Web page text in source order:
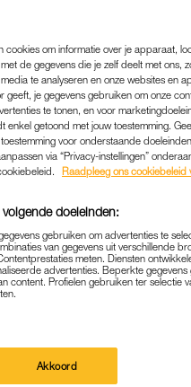
JAAR
JAGER
cookies om informatie over je apparaat,
de gegevens die je zelf deelt met ons,
te analyseren en onze websites en
geeft, je gegevens gebruiken om onze
te tonen, en voor
getoond met jouw toestemming.
voor onderstaande
via “Privacy-instellingen”
Raadpleeg ons cookiebeleid
doeleinden:
gebruiken om advertenties te
van gegevens uit verschillende
meten. Diensten
advertenties. Beperkte
content. Profielen gebruiken ter selectie
Akkoord